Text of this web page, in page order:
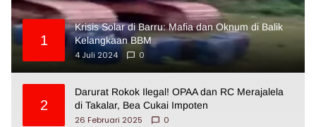
1
Krisis Solar di Barru: Mafia dan Oknum di Balik
Kelangkaan BBM
4 Juli 2024
0
2
Darurat Rokok Ilegal! OPAA dan RC Merajalela
di Takalar, Bea Cukai Impoten
26 Februari 2025
0